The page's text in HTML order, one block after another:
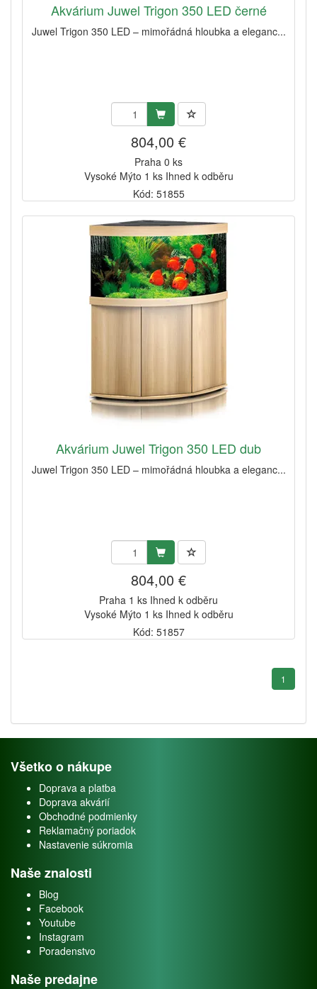
Akvárium Juwel Trigon 350 LED černé
Juwel Trigon 350 LED – mimořádná hloubka a eleganc...
804,00 €
Praha 0 ks
Vysoké Mýto 1 ks Ihned k odběru
Kód: 51855
Akvárium Juwel Trigon 350 LED dub
Juwel Trigon 350 LED – mimořádná hloubka a eleganc...
804,00 €
Praha 1 ks Ihned k odběru
Vysoké Mýto 1 ks Ihned k odběru
Kód: 51857
1
Všetko o nákupe
Doprava a platba
Doprava akvárií
Obchodné podmienky
Reklamačný poriadok
Nastavenie súkromia
Naše znalosti
Blog
Facebook
Youtube
Instagram
Poradenstvo
Naše predajne